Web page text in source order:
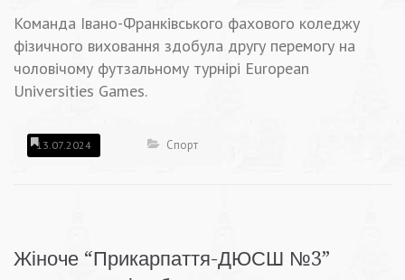
Команда Івано-Франківського фахового коледжу
фізичного виховання здобула другу перемогу на
чоловічому футзальному турнірі European
Universities Games.
13.07.2024 Спорт
Жіноче “Прикарпаття-ДЮСШ №3”